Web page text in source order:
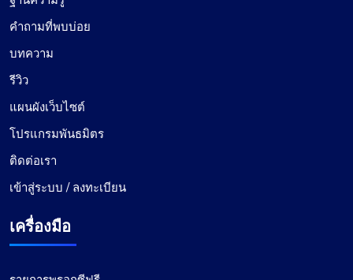
คำถามที่พบบ่อย
บทความ
รีวิว
แผนผังเว็บไซต์
โปรแกรมพันธมิตร
ติดต่อเรา
เข้าสู่ระบบ / ลงทะเบียน
เครื่องมือ